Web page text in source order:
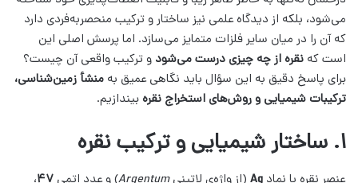
می‌شود، بلکه از دیدگاه علمی نیز ساختار و ترکیب منحصربه‌فردی دارد
که آن را در میان سایر فلزات متمایز می‌سازد. اما پرسش اصلی این
است که نقره از چه چیزی درست می‌شود و ترکیب واقعی آن چیست؟
برای پاسخ دقیق به این سؤال باید نگاهی عمیق به منشأ زمین‌شناسی،
ترکیبات شیمیایی و روش‌های استخراج نقره بیندازیم.
۱. ساختار شیمیایی و ترکیب نقره